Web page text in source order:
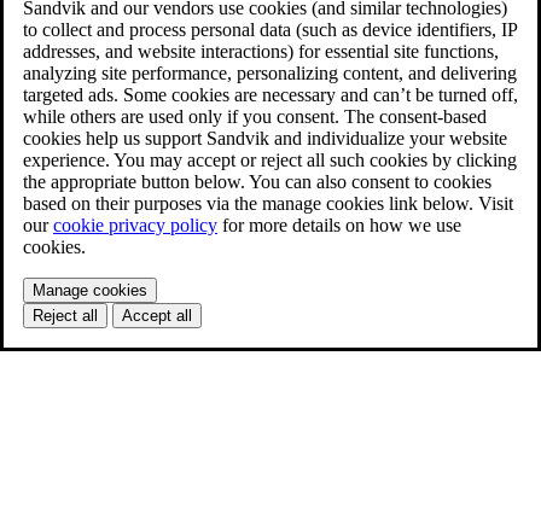
Sandvik and our vendors use cookies (and similar technologies)
to collect and process personal data (such as device identifiers, IP
addresses, and website interactions) for essential site functions,
analyzing site performance, personalizing content, and delivering
targeted ads. Some cookies are necessary and can’t be turned off,
while others are used only if you consent. The consent-based
cookies help us support Sandvik and individualize your website
experience. You may accept or reject all such cookies by clicking
the appropriate button below. You can also consent to cookies
based on their purposes via the manage cookies link below. Visit
ourcookie privacy policy for more details on how we use
cookies.
Manage cookies
Reject all
Accept all